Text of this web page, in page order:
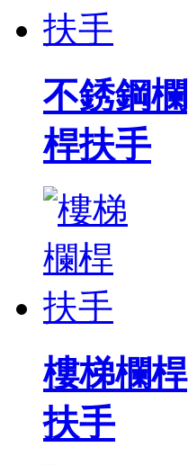
不銹鋼欄
桿扶手
樓梯欄桿
扶手